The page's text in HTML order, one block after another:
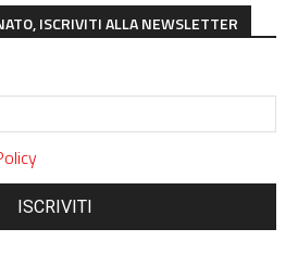
ISCRIVITI ALLA NEWSLETTER
ISCRIVITI